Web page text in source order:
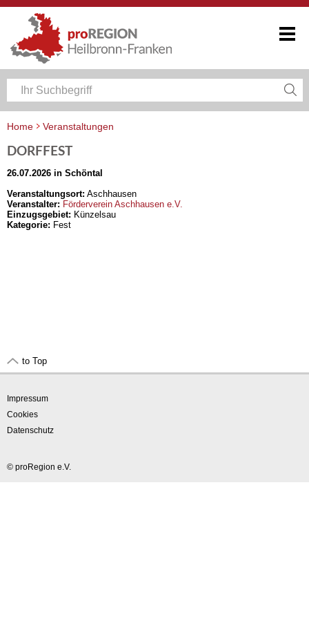
Home
Veranstaltungen
DORFFEST
26.07.2026 in Schöntal
Veranstaltungsort: Aschhausen
Veranstalter: Förderverein Aschhausen e.V.
Einzugsgebiet: Künzelsau
Kategorie: Fest
to Top
Impressum
Cookies
Datenschutz
© proRegion e.V.